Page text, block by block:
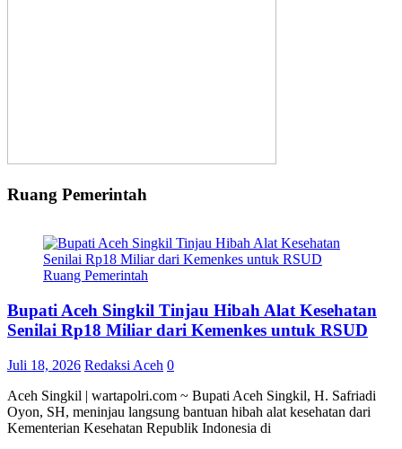
Ruang Pemerintah
Ruang Pemerintah
Bupati Aceh Singkil Tinjau Hibah Alat Kesehatan
Senilai Rp18 Miliar dari Kemenkes untuk RSUD
Juli 18, 2026 Redaksi Aceh 0
Aceh Singkil | wartapolri.com ~ Bupati Aceh Singkil, H. Safriadi
Oyon, SH, meninjau langsung bantuan hibah alat kesehatan dari
Kementerian Kesehatan Republik Indonesia di